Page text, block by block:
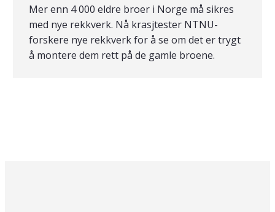
Mer enn 4 000 eldre broer i Norge må sikres
med nye rekkverk. Nå krasjtester NTNU-
forskere nye rekkverk for å se om det er trygt
å montere dem rett på de gamle broene.